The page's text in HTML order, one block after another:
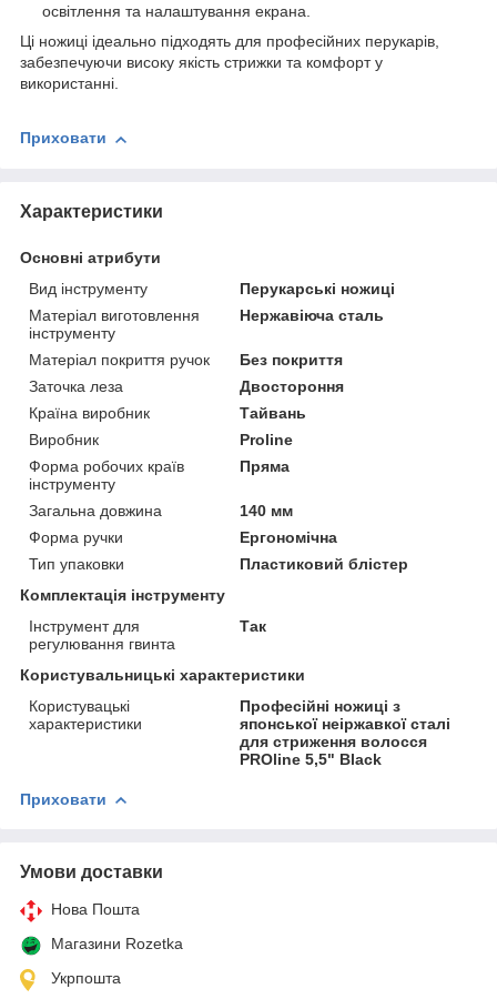
освітлення та налаштування екрана.
Ці ножиці ідеально підходять для професійних перукарів,
забезпечуючи високу якість стрижки та комфорт у
використанні.
Приховати
Характеристики
Основні атрибути
Вид інструменту
Перукарські ножиці
Матеріал виготовлення
інструменту
Нержавіюча сталь
Матеріал покриття ручок
Без покриття
Заточка леза
Двостороння
Країна виробник
Тайвань
Виробник
Proline
Форма робочих країв
інструменту
Пряма
Загальна довжина
140 мм
Форма ручки
Ергономічна
Тип упаковки
Пластиковий блістер
Комплектація інструменту
Інструмент для
регулювання гвинта
Так
Користувальницькі характеристики
Користувацькі
характеристики
Професійні ножиці з
японської неіржавкої сталі
для стриження волосся
PROline 5,5" Black
Приховати
Умови доставки
Нова Пошта
Магазини Rozetka
Укрпошта